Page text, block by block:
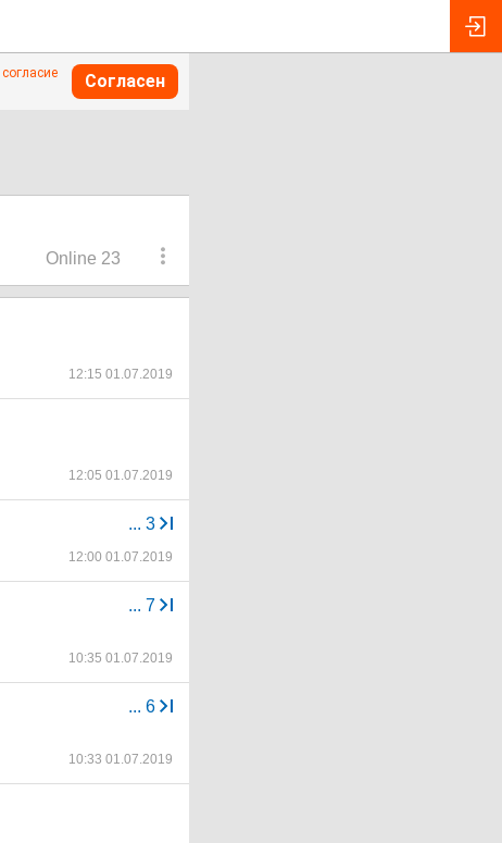
согласие
Согласен
Online 23
12:15 01.07.2019
12:05 01.07.2019
... 3
12:00 01.07.2019
... 7
10:35 01.07.2019
... 6
10:33 01.07.2019